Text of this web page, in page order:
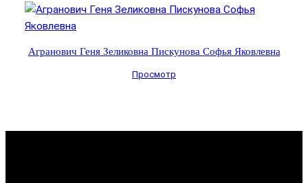
Агранович Геня Зеликовна Пискунова Софья Яковлевна
Просмотр